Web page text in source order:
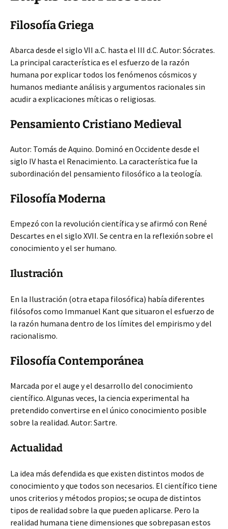
Filosofía Griega
Abarca desde el siglo VII a.C. hasta el III d.C. Autor: Sócrates.
La principal característica es el esfuerzo de la razón
humana por explicar todos los fenómenos cósmicos y
humanos mediante análisis y argumentos racionales sin
acudir a explicaciones míticas o religiosas.
Pensamiento Cristiano Medieval
Autor: Tomás de Aquino. Dominó en Occidente desde el
siglo IV hasta el Renacimiento. La característica fue la
subordinación del pensamiento filosófico a la teología.
Filosofía Moderna
Empezó con la revolución científica y se afirmó con René
Descartes en el siglo XVII. Se centra en la reflexión sobre el
conocimiento y el ser humano.
Ilustración
En la Ilustración (otra etapa filosófica) había diferentes
filósofos como Immanuel Kant que situaron el esfuerzo de
la razón humana dentro de los límites del empirismo y del
racionalismo.
Filosofía Contemporánea
Marcada por el auge y el desarrollo del conocimiento
científico. Algunas veces, la ciencia experimental ha
pretendido convertirse en el único conocimiento posible
sobre la realidad. Autor: Sartre.
Actualidad
La idea más defendida es que existen distintos modos de
conocimiento y que todos son necesarios. El científico tiene
unos criterios y métodos propios; se ocupa de distintos
tipos de realidad sobre la que pueden aplicarse. Pero la
realidad humana tiene dimensiones que sobrepasan estos